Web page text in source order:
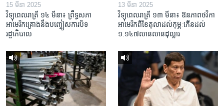
15 មីនា 2025
វិទ្យុពេលរាត្រី ១៤ មីនា៖ ព្រឹទ្ធសភា
អាមេរិកគ្រោងនឹងបញ្ចៀសការបិទ
រដ្ឋាភិបាល
13 មីនា 2025
វិទ្យុពេលរាត្រី ១៣ មីនា៖ ឱនភាព​ថវិកា​
អាមេរិក​ពី​ខែ​តុលា​ដល់​កុម្ភៈ​កើន​ដល់​
១.១៤៧​លានលាន​ដុល្លារ